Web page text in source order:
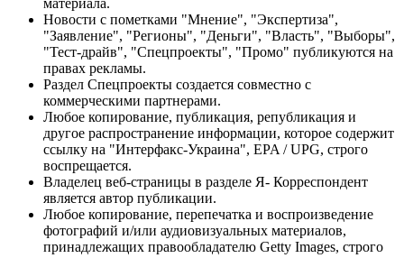
Новости с пометками "Мнение", "Экспертиза",
"Заявление", "Регионы", "Деньги", "Власть", "Выборы",
"Тест-драйв", "Спецпроекты", "Промо" публикуются на
правах рекламы.
Раздел Спецпроекты создается совместно с
коммерческими партнерами.
Любое копирование, публикация, републикация и
другое распространение информации, которое содержит
ссылку на "Интерфакс-Украина", EPA / UPG, строго
воспрещается.
Владелец веб-страницы в разделе Я- Корреспондент
является автор публикации.
Любое копирование, перепечатка и воспроизведение
фотографий и/или аудиовизуальных материалов,
принадлежащих правообладателю Getty Images, строго